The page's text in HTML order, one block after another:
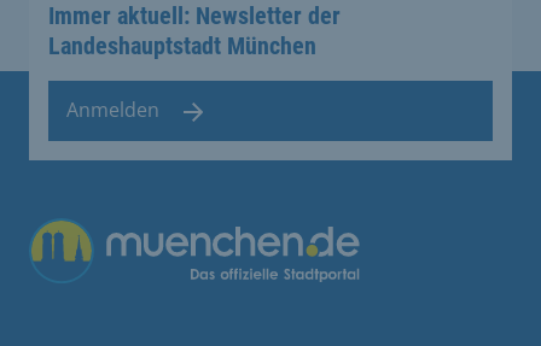
Immer aktuell: Newsletter der
Landeshauptstadt München
Anmelden